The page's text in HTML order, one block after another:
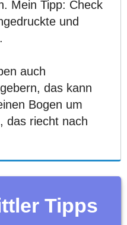
Mein Tipp: Check
und
auch
das kann
Bogen um
das riecht nach
Tipps